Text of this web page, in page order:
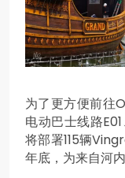
为了更方便前往
电动巴士线路
将部署115辆
年底，为来自河